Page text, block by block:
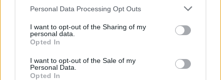
Please note that this website/app uses one or more Google
not limited to your visit or usage behaviour. You may click to
grant or deny consent to Google and its third-party tags to
use your data for below specified purposes in below Google
consent section.
Personal Data Processing Opt Outs
I want to opt-out of the Sharing of my
personal data.
Opted In
I want to opt-out of the Sale of my
Personal Data.
Opted In
ίσως σώσει ζωές